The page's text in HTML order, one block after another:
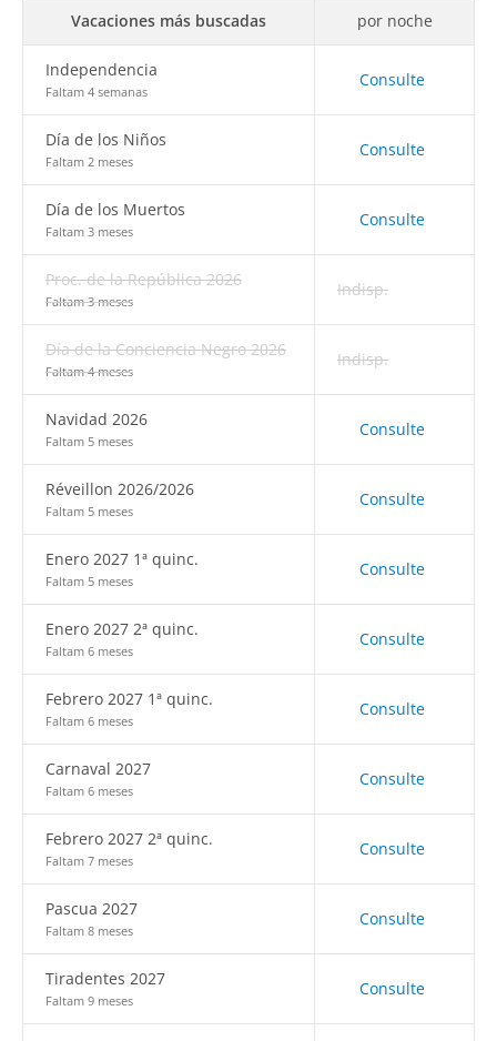
Vacaciones más buscadas por noche
Independencia
Faltam 4 semanas
Consulte
Día de los Niños
Faltam 2 meses
Consulte
Día de los Muertos
Faltam 3 meses
Consulte
Proc. de la República 2026
Faltam 3 meses
Indisp.
Día de la Conciencia Negro 2026
Faltam 4 meses
Indisp.
Navidad 2026
Faltam 5 meses
Consulte
Réveillon 2026/2026
Faltam 5 meses
Consulte
Enero 2027 1ª quinc.
Faltam 5 meses
Consulte
Enero 2027 2ª quinc.
Faltam 6 meses
Consulte
Febrero 2027 1ª quinc.
Faltam 6 meses
Consulte
Carnaval 2027
Faltam 6 meses
Consulte
Febrero 2027 2ª quinc.
Faltam 7 meses
Consulte
Pascua 2027
Faltam 8 meses
Consulte
Tiradentes 2027
Faltam 9 meses
Consulte